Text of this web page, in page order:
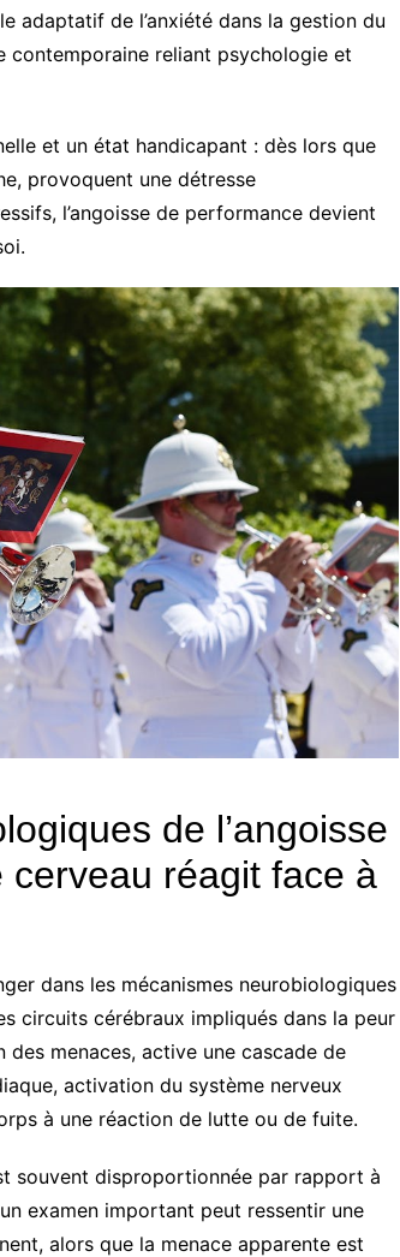
adaptatif de l’anxiété dans la gestion du
contemporaine reliant psychologie et
et un état handicapant : dès lors que
provoquent une détresse
l’angoisse de performance devient
de l’angoisse
réagit face à
dans les mécanismes neurobiologiques
circuits cérébraux impliqués dans la peur
menaces, active une cascade de
activation du système nerveux
à une réaction de lutte ou de fuite.
souvent disproportionnée par rapport à
examen important peut ressentir une
alors que la menace apparente est